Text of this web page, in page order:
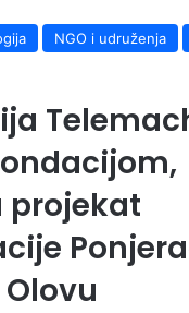
NGO i udruženja
projekat